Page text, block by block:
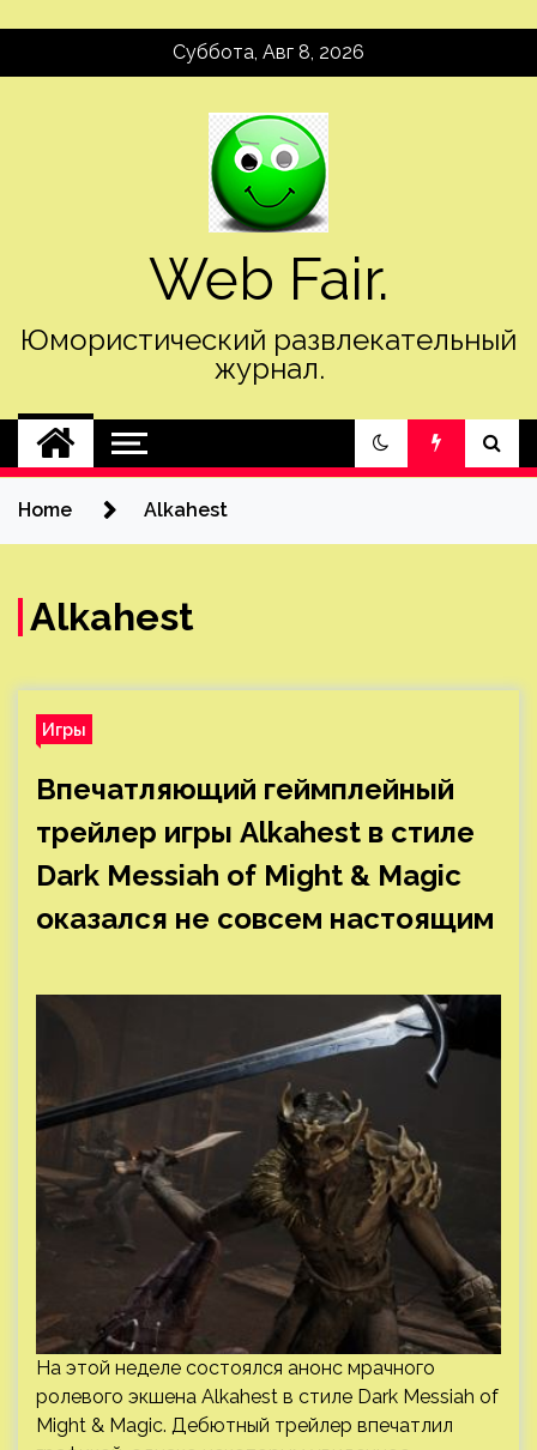
Суббота, Авг 8, 2026
Web Fair.
Юмористический развлекательный
журнал.
Home Alkahest
Alkahest
Игры
Впечатляющий геймплейный
трейлер игры Alkahest в стиле
Dark Messiah of Might & Magic
оказался не совсем настоящим
На этой неделе состоялся анонс мрачного
ролевого экшена Alkahest в стиле Dark Messiah of
Might & Magic. Дебютный трейлер впечатлил